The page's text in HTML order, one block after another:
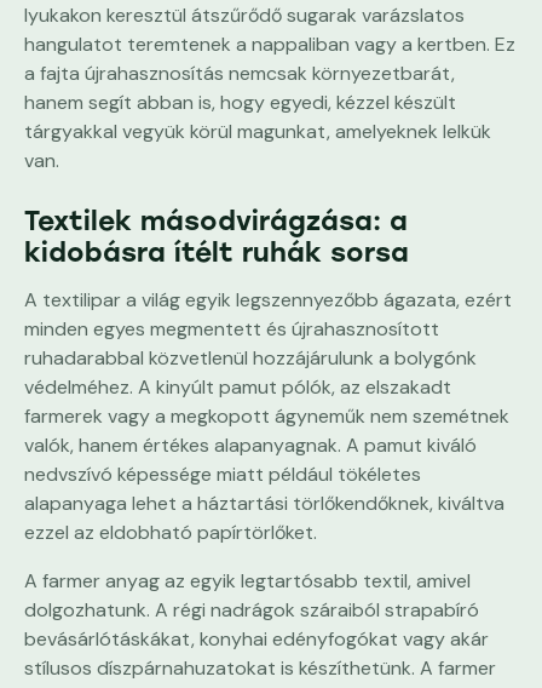
lyukakon keresztül átszűrődő sugarak varázslatos
hangulatot teremtenek a nappaliban vagy a kertben. Ez
a fajta újrahasznosítás nemcsak környezetbarát,
hanem segít abban is, hogy egyedi, kézzel készült
tárgyakkal vegyük körül magunkat, amelyeknek lelkük
van.
Textilek másodvirágzása: a
kidobásra ítélt ruhák sorsa
A textilipar a világ egyik legszennyezőbb ágazata, ezért
minden egyes megmentett és újrahasznosított
ruhadarabbal közvetlenül hozzájárulunk a bolygónk
védelméhez. A kinyúlt pamut pólók, az elszakadt
farmerek vagy a megkopott ágyneműk nem szemétnek
valók, hanem értékes alapanyagnak. A pamut kiváló
nedvszívó képessége miatt például tökéletes
alapanyaga lehet a háztartási törlőkendőknek, kiváltva
ezzel az eldobható papírtörlőket.
A farmer anyag az egyik legtartósabb textil, amivel
dolgozhatunk. A régi nadrágok száraiból strapabíró
bevásárlótáskákat, konyhai edényfogókat vagy akár
stílusos díszpárnahuzatokat is készíthetünk. A farmer